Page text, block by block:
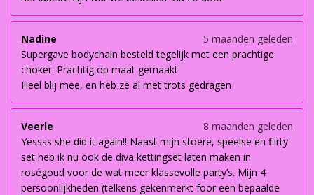
Nadine
5 maanden geleden
Supergave bodychain besteld tegelijk met een prachtige
choker. Prachtig op maat gemaakt.
Heel blij mee, en heb ze al met trots gedragen
Veerle
8 maanden geleden
Yessss she did it again!! Naast mijn stoere, speelse en flirty
set heb ik nu ook de diva kettingset laten maken in
roségoud voor de wat meer klassevolle party’s. Mijn 4
persoonlijkheden (telkens gekenmerkt foor een bepaalde